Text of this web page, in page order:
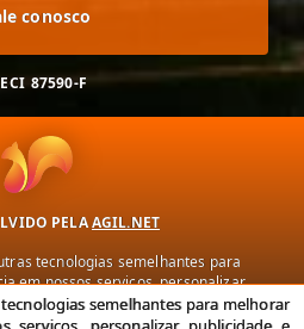
conosco
87590-F
PELAAGIL.NET
tecnologias semelhantes para
em nossos serviços, personalizar
de seu interesse. Ao utilizar
com nossa política de privacidade e
semelhantes para melhorar